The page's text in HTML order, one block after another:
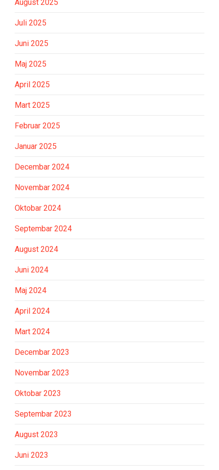
August 2025
Juli 2025
Juni 2025
Maj 2025
April 2025
Mart 2025
Februar 2025
Januar 2025
Decembar 2024
Novembar 2024
Oktobar 2024
Septembar 2024
August 2024
Juni 2024
Maj 2024
April 2024
Mart 2024
Decembar 2023
Novembar 2023
Oktobar 2023
Septembar 2023
August 2023
Juni 2023